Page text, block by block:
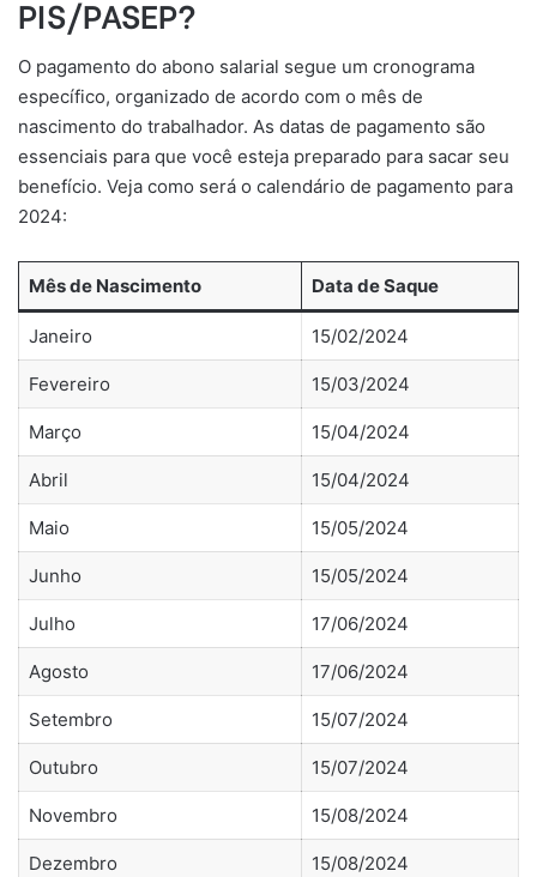
PIS/PASEP?
O pagamento do abono salarial segue um cronograma
específico, organizado de acordo com o mês de
nascimento do trabalhador. As datas de pagamento são
essenciais para que você esteja preparado para sacar seu
benefício. Veja como será o calendário de pagamento para
2024:
Mês de Nascimento Data de Saque
Janeiro 15/02/2024
Fevereiro 15/03/2024
Março 15/04/2024
Abril 15/04/2024
Maio 15/05/2024
Junho 15/05/2024
Julho 17/06/2024
Agosto 17/06/2024
Setembro 15/07/2024
Outubro 15/07/2024
Novembro 15/08/2024
Dezembro 15/08/2024